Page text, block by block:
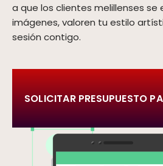
a que los clientes melillenses se
imágenes, valoren tu estilo
sesión contigo.
SOLICITAR PRESUPUESTO